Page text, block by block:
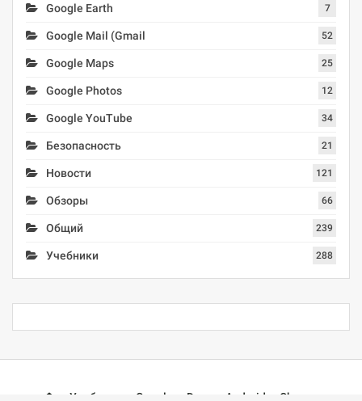
Google Earth 7
Google Mail (Gmail 52
Google Maps 25
Google Photos 12
Google YouTube 34
Безопасность 21
Новости 121
Обзоры 66
Общий 239
Учебники 288
Учебники Google Docs Android Chrome